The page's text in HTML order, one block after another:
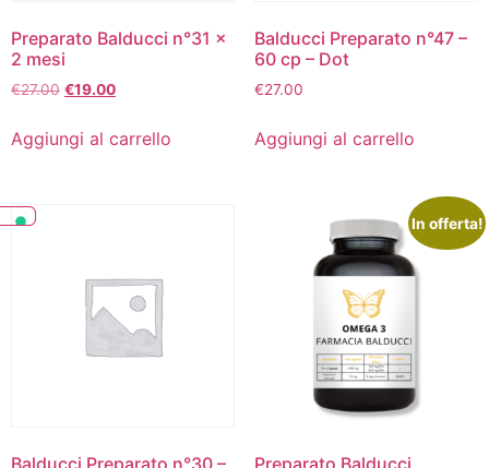
Preparato Balducci n°31 x
2 mesi
€27.00 €19.00
Aggiungi al carrello
Balducci Preparato n°47 –
60 cp – Dot
€27.00
Aggiungi al carrello
In offerta!